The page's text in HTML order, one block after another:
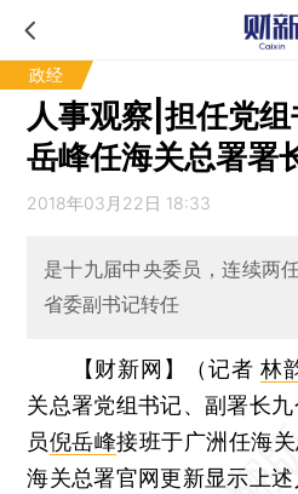
政经
人事观察|担任党
岳峰任海关总署署
2018年03月22日 18:33
是十九届中央委员，连续两
省委副书记转任
【财新网】（记者林
关总署党组书记、副署长
员倪岳峰接班于广洲任海
海关总署官网更新显示上